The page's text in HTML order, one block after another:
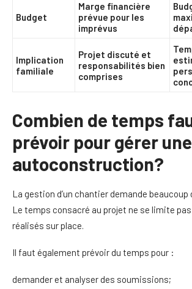
Budget
Marge financière
prévue pour les
imprévus
Implication
familiale
Projet discuté et
responsabilités bien
comprises
Combien de temps
prévoir pour gérer une
autoconstruction?
La gestion d’un chantier demande
Le temps consacré au projet ne se limite
réalisés sur place.
Il faut également prévoir du temps pour :
demander et analyser des soumissions;